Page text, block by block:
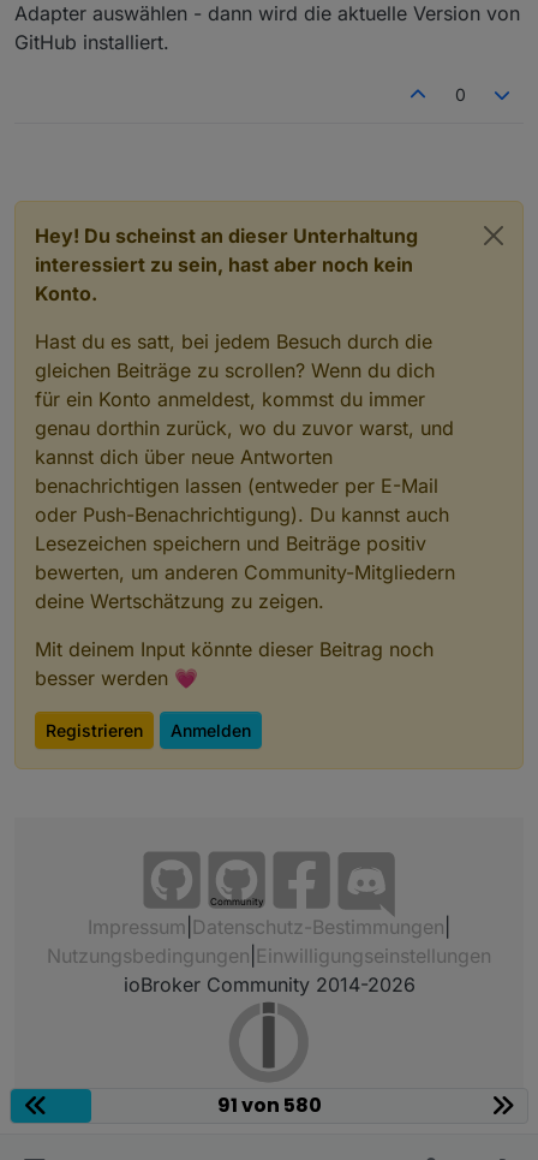
Adapter auswählen - dann wird die aktuelle Version von
GitHub installiert.
0
Hey! Du scheinst an dieser Unterhaltung
interessiert zu sein, hast aber noch kein
Konto.
Hast du es satt, bei jedem Besuch durch die
gleichen Beiträge zu scrollen? Wenn du dich
für ein Konto anmeldest, kommst du immer
genau dorthin zurück, wo du zuvor warst, und
kannst dich über neue Antworten
benachrichtigen lassen (entweder per E-Mail
oder Push-Benachrichtigung). Du kannst auch
Lesezeichen speichern und Beiträge positiv
bewerten, um anderen Community-Mitgliedern
deine Wertschätzung zu zeigen.
Mit deinem Input könnte dieser Beitrag noch
besser werden 💗
Registrieren Anmelden
Community
Impressum Datenschutz-Bestimmungen
Nutzungsbedingungen Einwilligungseinstellungen
ioBroker Community 2014-2026
91 von 580